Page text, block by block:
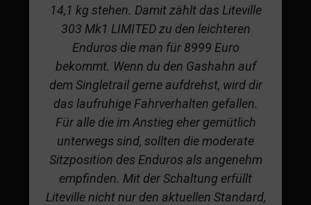
14,1 kg stehen. Damit zählt das Liteville
303 Mk1 LIMITED zu den leichteren
Enduros die man für 8999 Euro
bekommt. Wenn du den Gashahn auf
dem Singletrail gerne aufdrehst, wird dir
das laufruhige Fahrverhalten gefallen.
Für alle die im Anstieg eher gemütlich
unterwegs sind, sollten die moderate
Sitzposition des Enduros als angenehm
empfinden. Mit der Schaltung erfüllt
Liteville nicht nur den aktuellen Standard,